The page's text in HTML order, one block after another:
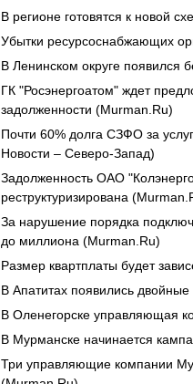
В регионе готовятся к новой
Убытки ресурсоснабжающих
В Ленинском округе появился
ГК "Росэнергоатом" ждет
задолженности (Murman.Ru)
Почти 60% долга СЗФО за
Новости – Северо-Запад)
Задолженность ОАО
реструктуризирована
За нарушение порядка
до миллиона (Murman.Ru)
Размер квартплаты будет
В Апатитах появились
В Оленегорске управляющая
В Мурманске начинается
Три управляющие компании